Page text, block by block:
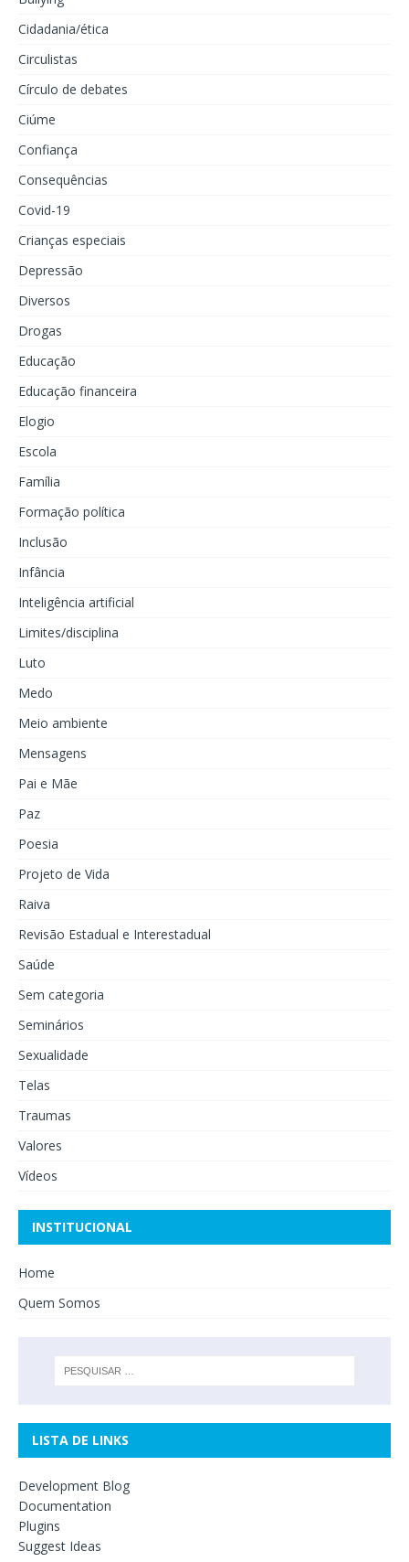
Cidadania/ética
Circulistas
Círculo de debates
Ciúme
Confiança
Consequências
Covid-19
Crianças especiais
Depressão
Diversos
Drogas
Educação
Educação financeira
Elogio
Escola
Família
Formação política
Inclusão
Infância
Inteligência artificial
Limites/disciplina
Luto
Medo
Meio ambiente
Mensagens
Pai e Mãe
Paz
Poesia
Projeto de Vida
Raiva
Revisão Estadual e Interestadual
Saúde
Sem categoria
Seminários
Sexualidade
Telas
Traumas
Valores
Vídeos
INSTITUCIONAL
Home
Quem Somos
LISTA DE LINKS
Development Blog
Documentation
Plugins
Suggest Ideas